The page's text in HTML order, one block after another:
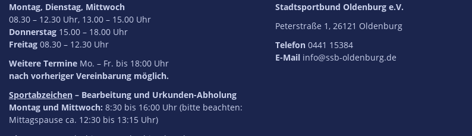
Montag, Dienstag, Mittwoch
08.30 – 12.30 Uhr, 13.00 – 15.00 Uhr
Donnerstag 15.00 – 18.00 Uhr
Freitag 08.30 – 12.30 Uhr
Weitere Termine Mo. – Fr. bis 18:00 Uhr
nach vorheriger Vereinbarung möglich.
Sportabzeichen – Bearbeitung und Urkunden-Abholung
Montag und Mittwoch: 8:30 bis 16:00 Uhr (bitte beachten:
Mittagspause ca. 12:30 bis 13:15 Uhr)
Stadtsportbund Oldenburg e.V.
Peterstraße 1, 26121 Oldenburg
Telefon0441 15384
E-Mail info@ssb-oldenburg.de